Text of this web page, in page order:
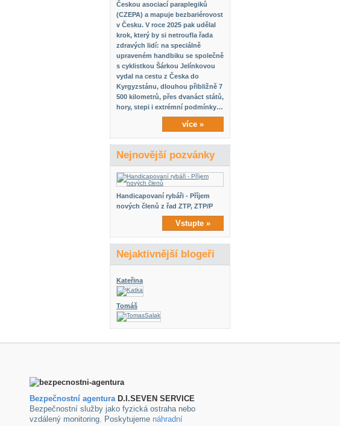
Českou asociací paraplegiků
(CZEPA) a mapuje bezbariérovost
v Česku. V roce 2025 pak udělal
krok, který by si netroufla řada
zdravých lidí: na speciálně
upraveném handbiku se společně
s cyklistkou Šárkou Jelínkovou
vydal na cestu z Česka do
Kyrgyzstánu, dlouhou přibližně 7
500 kilometrů, přes dvanáct států,
hory, stepi i extrémní podmínky…
více »
Nejnovější pozvánky
Handicapovaní rybáři - Příjem
nových členů z řad ZTP, ZTP/P
Vstupte »
Nejaktivnější blogeři
Kateřina
Tomáš
Bezpečnostní agenturaD.I.SEVEN SERVICE
Bezpečnostní služby jako fyzická ostraha nebo
vzdálený monitoring. Poskytujeme náhradní